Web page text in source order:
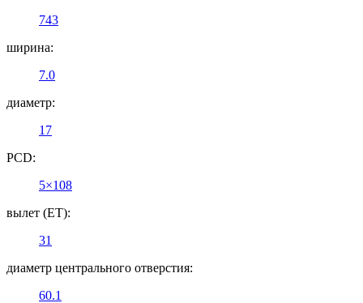
743
ширина:
7.0
диаметр:
17
PCD:
5×108
вылет (ET):
31
диаметр центрального отверстия:
60.1